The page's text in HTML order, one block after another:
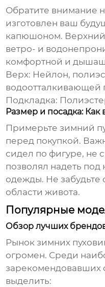
Обратите внимание
изготовлен ваш
капюшоном.
ветро- и
комфортной и
Верх: Нейлон,
водоотталкивающей
Подкладка:
Размер и посадка:
Примерьтезимний
перед покупкой.
сидел по фигуре, не
позволял надеть под
одежды. Не забудьте
области живота.
Популярные
Обзор лучших
Рынокзимних
огромен. Среди
зарекомендовавших
выделить: